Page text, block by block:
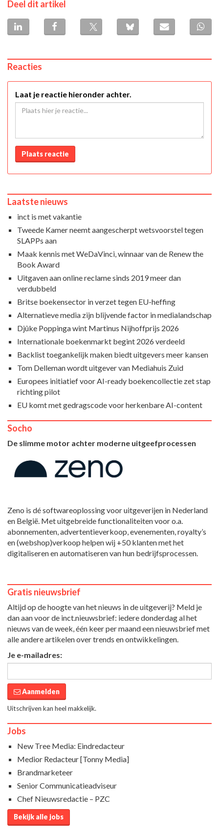
Deel dit artikel
Reacties
Laat je reactie hieronder achter.
Plaats reactie
Laatste nieuws
inct is met vakantie
Tweede Kamer neemt aangescherpt wetsvoorstel tegen
SLAPPs aan
Maak kennis met WeDaVinci, winnaar van de Renew the
Book Award
Uitgaven aan online reclame sinds 2019 meer dan
verdubbeld
Britse boekensector in verzet tegen EU-heffing
Alternatieve media zijn blijvende factor in medialandschap
Djûke Poppinga wint Martinus Nijhoffprijs 2026
Internationale boekenmarkt begint 2026 verdeeld
Backlist toegankelijk maken biedt uitgevers meer kansen
Tom Delleman wordt uitgever van Mediahuis Zuid
Europees initiatief voor AI-ready boekencollectie zet stap
richting pilot
EU komt met gedragscode voor herkenbare AI-content
Socho
De slimme motor achter moderne uitgeefprocessen
Zeno is dé softwareoplossing voor uitgeverijen in Nederland
en België. Met uitgebreide functionaliteiten voor o.a.
abonnementen, advertentieverkoop, evenementen, royalty’s
en (webshop)verkoop helpen wij +50 klanten met het
digitaliseren en automatiseren van hun bedrijfsprocessen.
Gratis nieuwsbrief
Altijd op de hoogte van het nieuws in de uitgeverij? Meld je
dan aan voor de inct.nieuwsbrief: iedere donderdag al het
nieuws van de week, één keer per maand een nieuwsbrief met
alle andere artikelen over trends en ontwikkelingen.
Je e-mailadres:
Aanmelden
Uitschrijven kan heel makkelijk.
Jobs
New Tree Media: Eindredacteur
Medior Redacteur [Tonny Media]
Brandmarketeer
Senior Communicatieadviseur
Chef Nieuwsredactie – PZC
Bekijk alle jobs